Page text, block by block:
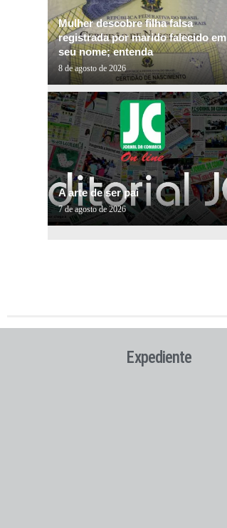
Mulher descobre filha falsa
registrada por marido falecido em
seu nome; entenda
8 de agosto de 2026
A arte de ser pai
7 de agosto de 2026
Expediente